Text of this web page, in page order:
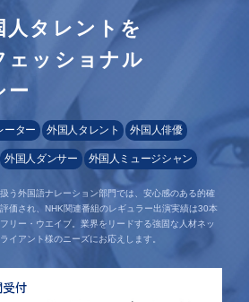
人タレントを
ェッショナル
ー
ーター 外国人タレント 外国人俳優
外国人ダンサー 外国人ミュージシャン
う外国語ナレーション部門では、安心感のある的確
価され、NHK関連番組のレギュラー出演実績は30本
リー・ウエイブ。業界をリードする強固な人材ネッ
イアント様のニーズにお応えします。